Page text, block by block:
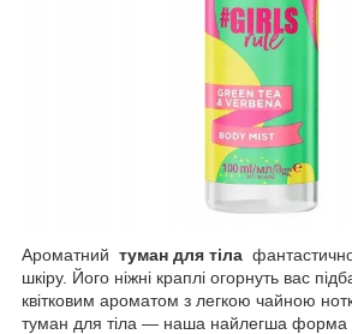
Ароматний туман для тіла
шкіру. Його ніжні краплі огорнуть вас
квітковим ароматом з легкою чайною
туман для тіла — наша найлегша